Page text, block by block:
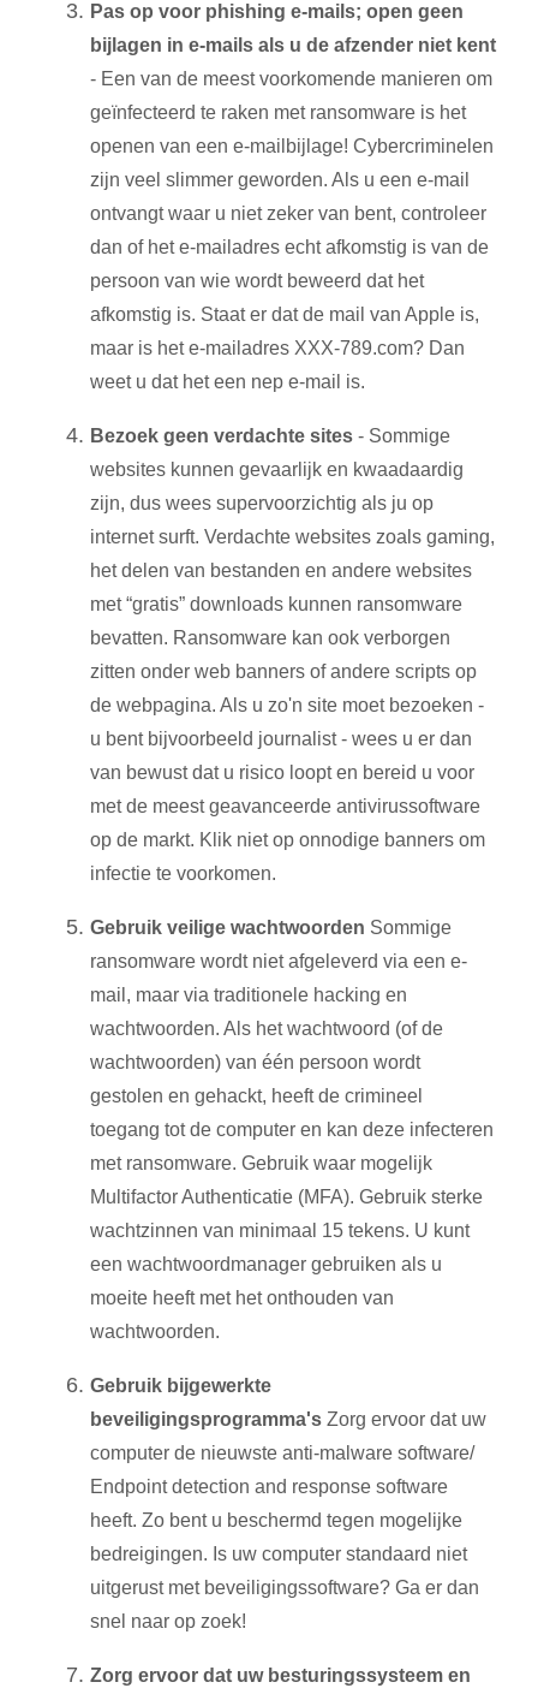
Pas op voor phishing e-mails; open geen
bijlagen in e-mails als u de afzender niet kent
- Een van de meest voorkomende manieren om
geïnfecteerd te raken met ransomware is het
openen van een e-mailbijlage! Cybercriminelen
zijn veel slimmer geworden. Als u een e-mail
ontvangt waar u niet zeker van bent, controleer
dan of het e-mailadres echt afkomstig is van de
persoon van wie wordt beweerd dat het
afkomstig is. Staat er dat de mail van Apple is,
maar is het e-mailadres XXX-789.com? Dan
weet u dat het een nep e-mail is.
Bezoek geen verdachte sites - Sommige
websites kunnen gevaarlijk en kwaadaardig
zijn, dus wees supervoorzichtig als ju op
internet surft. Verdachte websites zoals gaming,
het delen van bestanden en andere websites
met “gratis” downloads kunnen ransomware
bevatten. Ransomware kan ook verborgen
zitten onder web banners of andere scripts op
de webpagina. Als u zo'n site moet bezoeken -
u bent bijvoorbeeld journalist - wees u er dan
van bewust dat u risico loopt en bereid u voor
met de meest geavanceerde antivirussoftware
op de markt. Klik niet op onnodige banners om
infectie te voorkomen.
Gebruik veilige wachtwoorden Sommige
ransomware wordt niet afgeleverd via een e-
mail, maar via traditionele hacking en
wachtwoorden. Als het wachtwoord (of de
wachtwoorden) van één persoon wordt
gestolen en gehackt, heeft de crimineel
toegang tot de computer en kan deze infecteren
met ransomware. Gebruik waar mogelijk
Multifactor Authenticatie (MFA). Gebruik sterke
wachtzinnen van minimaal 15 tekens. U kunt
een wachtwoordmanager gebruiken als u
moeite heeft met het onthouden van
wachtwoorden.
Gebruik bijgewerkte
beveiligingsprogramma's Zorg ervoor dat uw
computer de nieuwste anti-malware software/
Endpoint detection and response software
heeft. Zo bent u beschermd tegen mogelijke
bedreigingen. Is uw computer standaard niet
uitgerust met beveiligingssoftware? Ga er dan
snel naar op zoek!
Zorg ervoor dat uw besturingssysteem en